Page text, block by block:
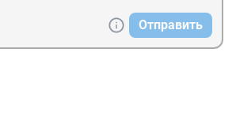
Отправить